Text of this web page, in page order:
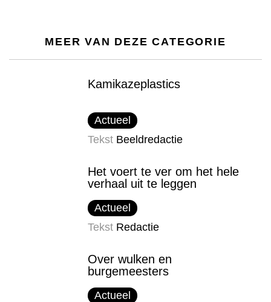
MEER VAN DEZE CATEGORIE
Kamikazeplastics
Actueel
Tekst Beeldredactie
Het voert te ver om het hele
verhaal uit te leggen
Actueel
Tekst Redactie
Over wulken en
burgemeesters
Actueel